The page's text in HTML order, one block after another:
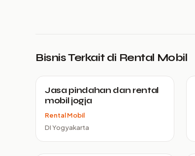
Bisnis Terkait di Rental Mobil
Jasa pindahan dan rental
mobil jogja
Rental Mobil
DI Yogyakarta